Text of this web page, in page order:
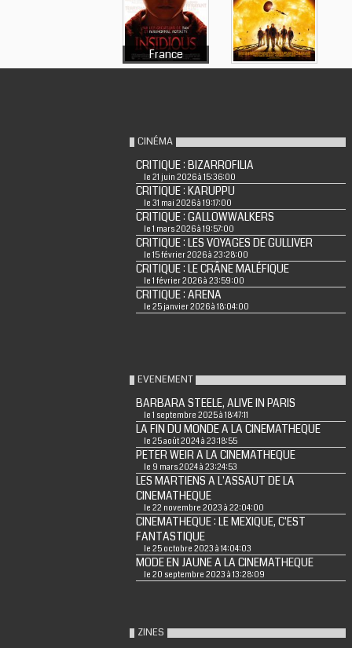
France
CINÉMA
CRITIQUE : BIZARROFILIA
le 21 juin 2026 à 15:36:00
CRITIQUE : KARUPPU
le 31 mai 2026 à 19:17:00
CRITIQUE : GALLOWWALKERS
le 1 mars 2026 à 19:57:00
CRITIQUE : LES VOYAGES DE GULLIVER
le 15 février 2026 à 23:28:00
CRITIQUE : LE CRÂNE MALÉFIQUE
le 1 février 2026 à 23:59:00
CRITIQUE : ARENA
le 25 janvier 2026 à 18:04:00
EVENEMENT
BARBARA STEELE, ALIVE IN PARIS
le 1 septembre 2025 à 18:47:11
LA FIN DU MONDE A LA CINEMATHEQUE
le 25 août 2024 à 23:18:55
PETER WEIR A LA CINEMATHEQUE
le 9 mars 2024 à 23:24:53
LES MARTIENS A L'ASSAUT DE LA
CINEMATHEQUE
le 22 novembre 2023 à 22:04:00
CINEMATHEQUE : LE MEXIQUE, C'EST
FANTASTIQUE
le 25 octobre 2023 à 14:04:03
MODE EN JAUNE A LA CINEMATHEQUE
le 20 septembre 2023 à 13:28:09
ZINES